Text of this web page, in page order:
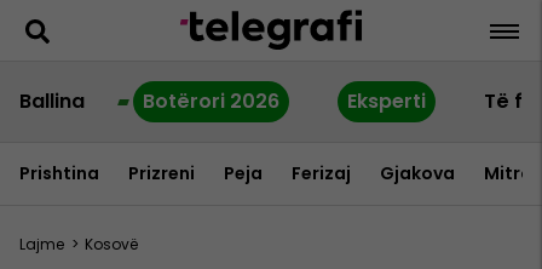
Ballina Botërori 2026 Eksperti Të
Prishtina Prizreni Peja Ferizaj Gjakova
Lajme > Kosovë